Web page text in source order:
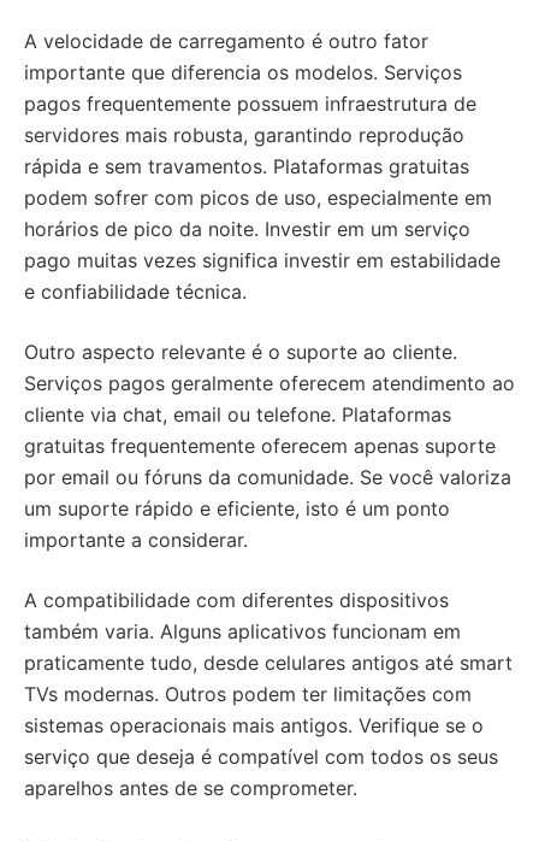
A velocidade de carregamento é outro fator
importante que diferencia os modelos. Serviços
pagos frequentemente possuem infraestrutura de
servidores mais robusta, garantindo reprodução
rápida e sem travamentos. Plataformas gratuitas
podem sofrer com picos de uso, especialmente em
horários de pico da noite. Investir em um serviço
pago muitas vezes significa investir em estabilidade
e confiabilidade técnica.
Outro aspecto relevante é o suporte ao cliente.
Serviços pagos geralmente oferecem atendimento ao
cliente via chat, email ou telefone. Plataformas
gratuitas frequentemente oferecem apenas suporte
por email ou fóruns da comunidade. Se você valoriza
um suporte rápido e eficiente, isto é um ponto
importante a considerar.
A compatibilidade com diferentes dispositivos
também varia. Alguns aplicativos funcionam em
praticamente tudo, desde celulares antigos até smart
TVs modernas. Outros podem ter limitações com
sistemas operacionais mais antigos. Verifique se o
serviço que deseja é compatível com todos os seus
aparelhos antes de se comprometer.